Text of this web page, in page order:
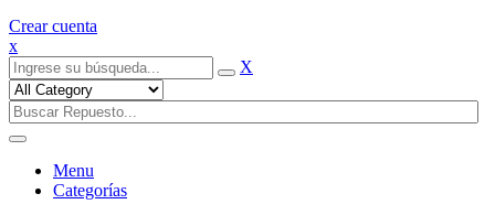
Crear cuenta
x
X
Menu
Categorías